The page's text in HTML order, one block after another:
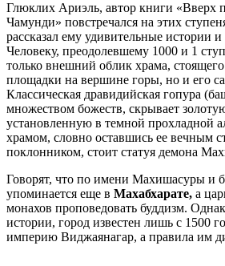
Глюклих Ариэль, автор книги «Вверх
Чамунди» повстречался на этих
рассказал ему удивительные истории
Человеку, преодолевшему 1000 и 1
только внешний облик храма,
площадки на вершине горы, но и его
Классическая дравидийская гопура
множеством божеств, скрывает
установленную в темной прохладной
храмом, словно оставшись ее вечным
поклонником, стоит статуя демона
Говорят, что по имени Махишасуры и
упоминается еще в Махабхарате, а
монахов проповедовать буддизм.
истории, город известен лишь с 1500
империю Виджаянагар, а правила им